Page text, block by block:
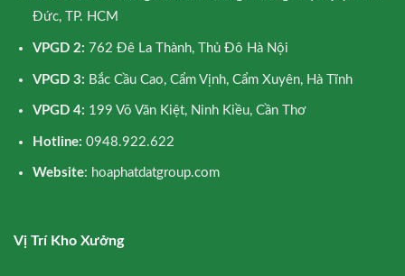
Đức, TP. HCM
VPGD 2: 762 Đê La Thành, Thủ Đô Hà Nội
VPGD 3: Bắc Cầu Cao, Cẩm Vịnh, Cẩm Xuyên, Hà Tĩnh
VPGD 4: 199 Võ Văn Kiệt, Ninh Kiều, Cần Thơ
Hotline: 0948.922.622
Website: hoaphatdatgroup.com
Vị Trí Kho Xưởng